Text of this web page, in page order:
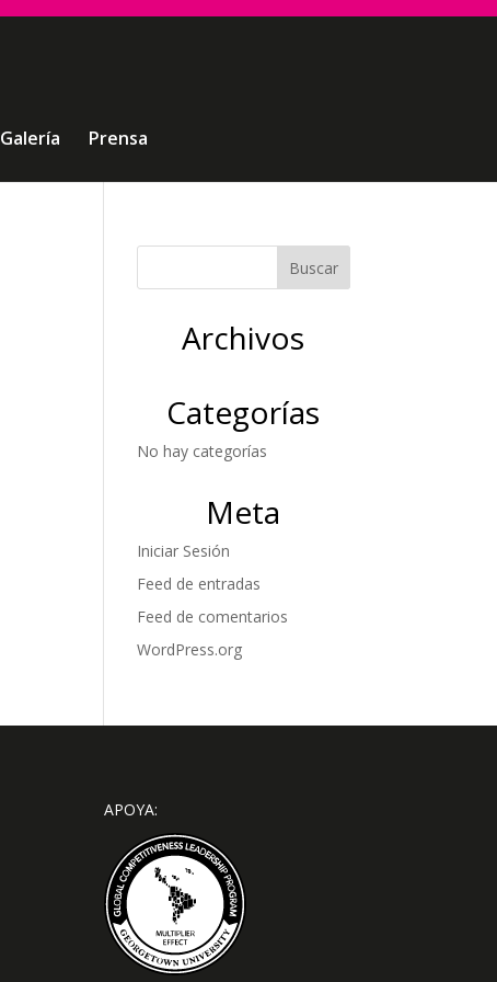
Galería Prensa
Archivos
Categorías
No hay categorías
Meta
Iniciar Sesión
Feed de entradas
Feed de comentarios
WordPress.org
APOYA: